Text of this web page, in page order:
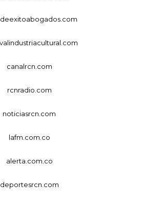
canalrcn.com
rcnradio.com
noticiasrcn.com
lafm.com.co
alerta.com.co
deportesrcn.com